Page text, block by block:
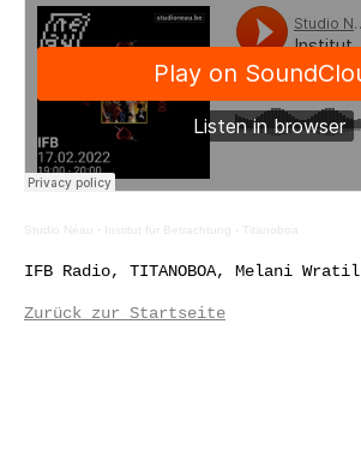
Studio Néau · Institut für Betrachtung - Titanoboa
IFB Radio, TITANOBOA, Melani Wratil
Zurück zur Startseite